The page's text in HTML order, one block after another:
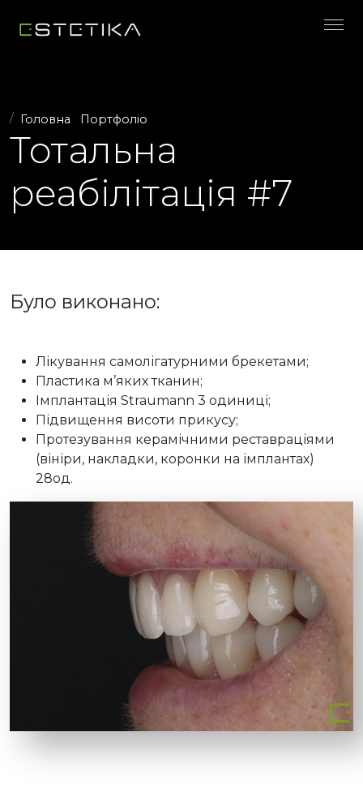
Головна Портфоліо
Тотальна
реабілітація #7
Було виконано:
Лікування самолігатурними брекетами;
Пластика м’яких тканин;
Імплантація Straumann 3 одиниці;
Підвищення висоти прикусу;
Протезування керамічними реставраціями
(вініри, накладки, коронки на імплантах)
28од.